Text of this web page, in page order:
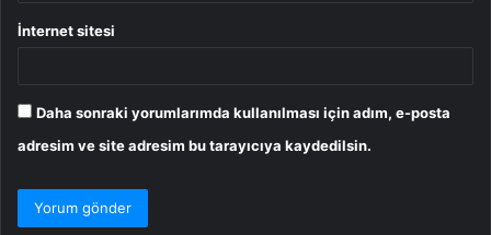
İnternet sitesi
Daha sonraki yorumlarımda kullanılması için adım, e-posta
adresim ve site adresim bu tarayıcıya kaydedilsin.